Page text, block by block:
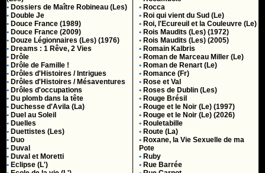
• Dossiers de Maître Robineau (Les)
• Double Je
• Douce France (1989)
• Douce France (2009)
• Douze Légionnaires (Les) (1976)
• Dreams : 1 Rêve, 2 Vies
• Drôle
• Drôle de Famille !
• Drôles d'Histoires / Intrigues
• Drôles d'Histoires / Mésaventures
• Drôles d'occupations
• Du plomb dans la tête
• Duchesse d'Avila (La)
• Duel au Soleil
• Duelles
• Duettistes (Les)
• Duo
• Duval
• Duval et Moretti
• Eclipse (L')
• Rocca
• Roi qui vient du Sud (Le)
• Roi, l'Ecureuil et la Couleuvre (Le)
• Rois Maudits (Les) (1972)
• Rois Maudits (Les) (2005)
• Romain Kalbris
• Roman de Marceau Miller (Le)
• Roman de Renart (Le)
• Romance (Fr)
• Rose et Val
• Roses de Dublin (Les)
• Rouge Brésil
• Rouge et le Noir (Le) (1997)
• Rouge et le Noir (Le) (2026)
• Rouletabille
• Route (La)
• Roxane, la Vie Sexuelle de ma
Pote
• Ruby
• Rue Barrée